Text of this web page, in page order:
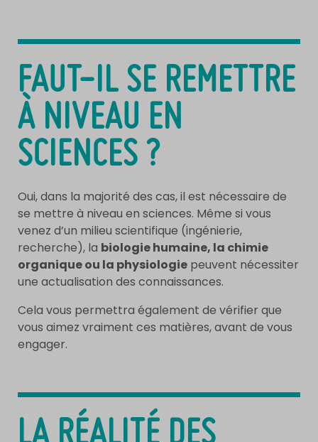
FAUT-IL SE REMETTRE
À NIVEAU EN
SCIENCES ?
Oui, dans la majorité des cas, il est nécessaire de
se mettre à niveau en sciences. Même si vous
venez d’un milieu scientifique (ingénierie,
recherche), la biologie humaine, la chimie
organique ou la physiologie peuvent nécessiter
une actualisation des connaissances.
Cela vous permettra également de vérifier que
vous aimez vraiment ces matières, avant de vous
engager.